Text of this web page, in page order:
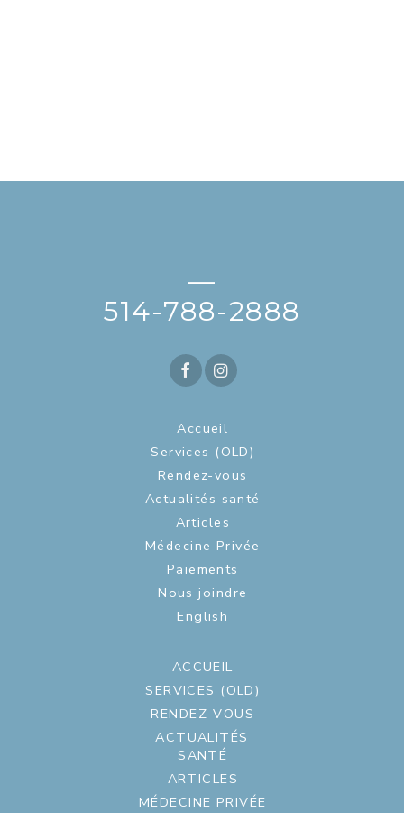
—
514-788-2888
Accueil
Services (OLD)
Rendez-vous
Actualités santé
Articles
Médecine Privée
Paiements
Nous joindre
English
ACCUEIL
SERVICES (OLD)
RENDEZ-VOUS
ACTUALITÉS
SANTÉ
ARTICLES
MÉDECINE PRIVÉE